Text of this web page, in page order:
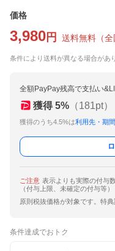
価格
3,980 円 送料無料 （全
条件により送料が異なる場合があ
全額PayPay残高で支払い
獲得 5% （181pt）
獲得のうち4.5%は利用先・期
ご注意 表示よりも実際の付与
（付与上限、未確定の付与等）
原則税抜価格が対象です。特
条件達成でおトク